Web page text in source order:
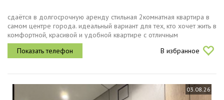
сдаётся в долгосрочную аренду стильная 2комнатная квартира в
самом центре города. идеальный вариант для тех, кто хочет жить в
комфортной, красивой и удобной квартире с отличным
расположением.в квартире спальня с двуспальной кроватью
гостиная с...
В избранное
03.08.26